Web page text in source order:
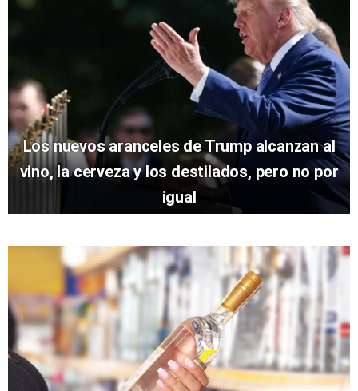
Los nuevos aranceles de Trump alcanzan al
vino, la cerveza y los destilados, pero no por
igual